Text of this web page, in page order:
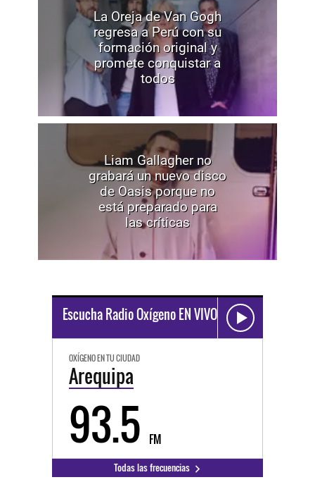
La Oreja de Van Gogh
regresa a Perú con su
formación original y
promete conquistar a
todos
Liam Gallagher no
grabará un nuevo disco
de Oasis porque no
está preparado para
las críticas
Escucha Radio Oxígeno EN VIVO
OXÍGENO EN TU CIUDAD
Arequipa
93.5 FM
Todas las frecuencias